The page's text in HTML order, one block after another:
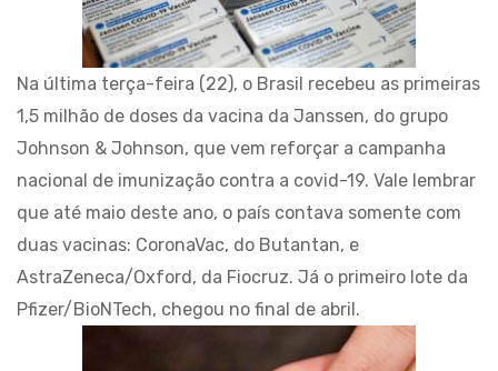
Na última terça-feira (22), o Brasil recebeu as primeiras
1,5 milhão de doses da vacina da Janssen, do grupo
Johnson & Johnson, que vem reforçar a campanha
nacional de imunização contra a covid-19. Vale lembrar
que até maio deste ano, o país contava somente com
duas vacinas: CoronaVac, do Butantan, e
AstraZeneca/Oxford, da Fiocruz. Já o primeiro lote da
Pfizer/BioNTech, chegou no final de abril.